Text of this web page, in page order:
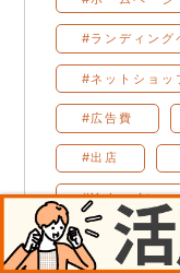
#ランディング
#ネットショッ
#広告費
#出店
#Yahoo!ショ
#ABテスト